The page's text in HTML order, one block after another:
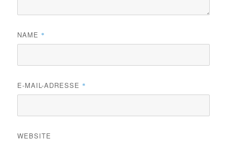
NAME *
E-MAIL-ADRESSE *
WEBSITE